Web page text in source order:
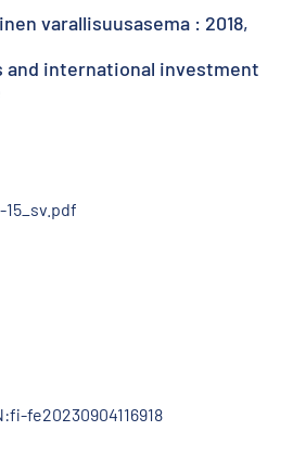
varallisuusasema : 2018,
and international investment
15_sv.pdf
fe20230904116918